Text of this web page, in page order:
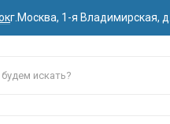
г.Москва, 1-я Владимирская,